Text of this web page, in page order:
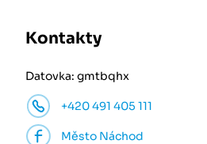
Kontakty
Datovka: gmtbqhx
+420 491 405 111
Město Náchod